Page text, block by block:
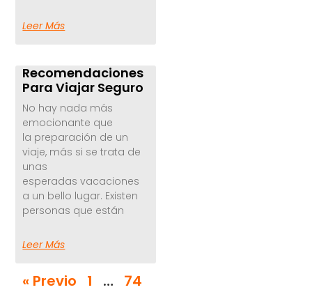
Leer Más
Recomendaciones
Para Viajar Seguro
No hay nada más
emocionante que
la preparación de un
viaje, más si se trata de
unas
esperadas vacaciones
a un bello lugar. Existen
personas que están
Leer Más
« Previo 1 …
74